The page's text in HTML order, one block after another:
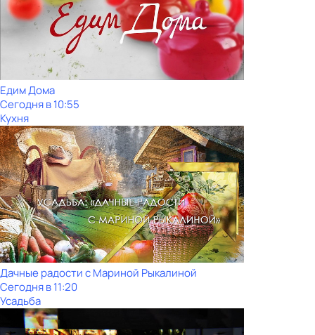
Едим Дома
Сегодня в 10:55
Кухня
Дачные радости с Мариной Рыкалиной
Сегодня в 11:20
Усадьба